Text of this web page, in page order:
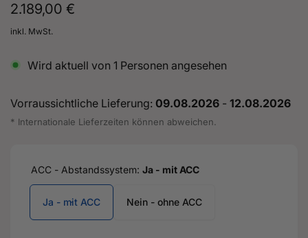
Normaler
Preis
2.189,00 €
inkl. MwSt.
Wird aktuell von 1 Personen angesehen
Vorraussichtliche Lieferung: 09.08.2026 - 12.08.2026
* Internationale Lieferzeiten können abweichen.
ACC - Abstandssystem: Ja - mit ACC
Ja - mit ACC Nein - ohne ACC